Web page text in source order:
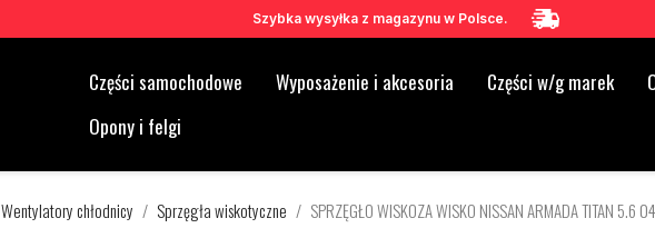
Szybka wysyłka z magazynu w Polsce.
Części samochodowe Wyposażenie i akcesoria Części w/g marek
Opony i felgi
Wentylatory chłodnicy Sprzęgła wiskotyczne SPRZĘGŁO WISKOZA WISKO NISSAN ARMADA TITAN 5.6